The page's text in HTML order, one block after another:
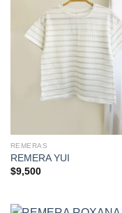
REMERAS
REMERA YUI
$9,500